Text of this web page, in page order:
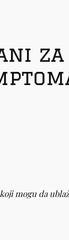
za
mogu da